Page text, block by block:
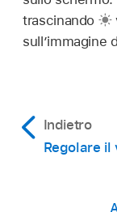
trascinando
sull’immagine
Indietro
Regolare il